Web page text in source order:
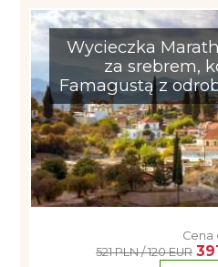
Wycieczka
za srebrem,
Famagustą z
Cena
521 PLN / 120 EUR